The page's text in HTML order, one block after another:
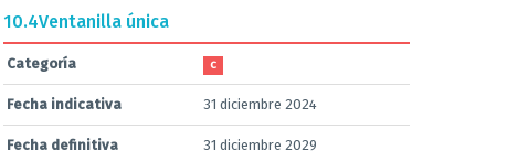
10.4Ventanilla única
Categoría C
Fecha indicativa 31 diciembre 2024
Fecha definitiva 31 diciembre 2029